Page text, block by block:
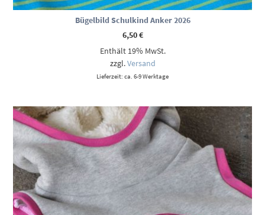
Bügelbild Schulkind Anker 2026
6,50€
Enthält 19% MwSt.
zzgl.Versand
Lieferzeit: ca. 6-9 Werktage